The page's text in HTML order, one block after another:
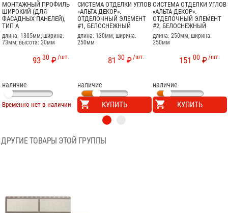
МОНТАЖНЫЙ ПРОФИЛЬ
ШИРОКИЙ (ДЛЯ
ФАСАДНЫХ ПАНЕЛЕЙ),
ТИП A
длина: 1305мм; ширина:
73мм; высота: 30мм
/шт.
9330 ₽
наличие
Временно нет в наличии
СИСТЕМА ОТДЕЛКИ УГЛОВ
«АЛЬТА-ДЕКОР».
ОТДЕЛОЧНЫЙ ЭЛЕМЕНТ
#1, БЕЛОСНЕЖНЫЙ
длина: 130мм; ширина:
250мм
/шт.
81 30 ₽
наличие
КУПИТЬ
СИСТЕМА ОТДЕЛКИ УГЛОВ
«АЛЬТА-ДЕКОР».
ОТДЕЛОЧНЫЙ ЭЛЕМЕНТ
#2, БЕЛОСНЕЖНЫЙ
длина: 250мм; ширина:
250мм
/шт.
151 00 ₽
наличие
КУПИТЬ
ДРУГИЕ ТОВАРЫ ЭТОЙ ГРУППЫ